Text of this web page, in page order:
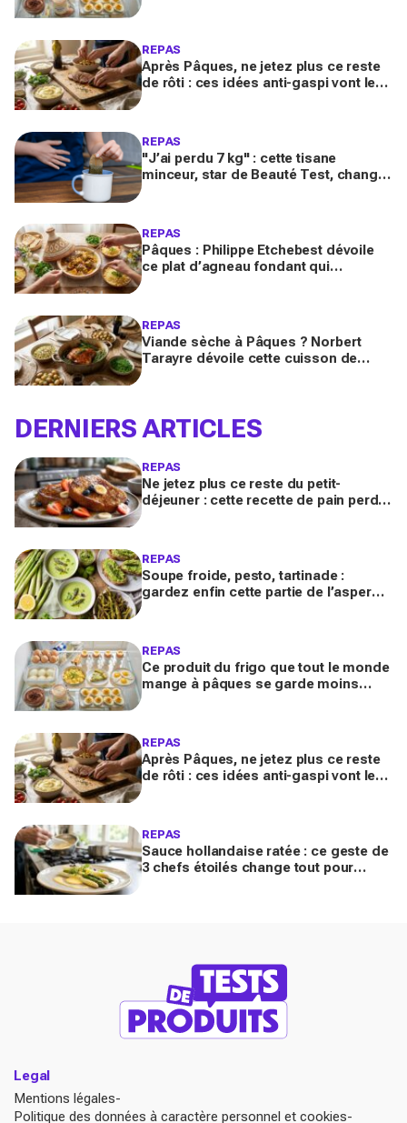
REPAS
Après Pâques, ne jetez plus ce reste
de rôti : ces idées anti-gaspi vont le
REPAS
"J’ai perdu 7 kg" : cette tisane
minceur, star de Beauté Test, change
REPAS
Pâques : Philippe Etchebest dévoile
ce plat d’agneau fondant qui
REPAS
Viande sèche à Pâques ? Norbert
Tarayre dévoile cette cuisson de
DERNIERS ARTICLES
REPAS
Ne jetez plus ce reste du petit-
déjeuner : cette recette de pain perdu
REPAS
Soupe froide, pesto, tartinade :
gardez enfin cette partie de l’asperge
REPAS
Ce produit du frigo que tout le monde
mange à pâques se garde moins
REPAS
Après Pâques, ne jetez plus ce reste
de rôti : ces idées anti-gaspi vont le
REPAS
Sauce hollandaise ratée : ce geste de
3 chefs étoilés change tout pour
Legal
Mentions légales
Politique des données à caractère personnel et cookies